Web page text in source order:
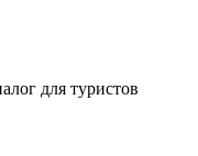
для туристов